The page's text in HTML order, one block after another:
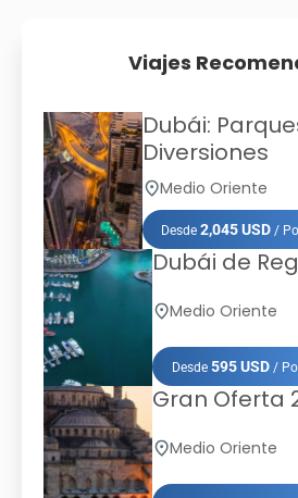
Viajes
Dubái:
Diversiones
Medio Oriente
Desde 2,045 USD /
Dubái de
Medio Oriente
Desde595 USD/
Gran Oferta
Medio Oriente